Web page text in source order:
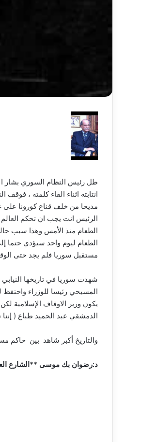
طل رئيس النظام السوري
انتابته اثناء القاء كلمته ،
مديحا من خلف قناع كورونا
الرئيس انت يجب ان تحكم
الطعام منذ الأمس وهذا سبب
الطعام ليوم واحد سيؤدي حتما
مستقبل سوريا فلم يجد حتى
المسيحي رئيسا للوزراء
يكون وزير الاوقاف الإسلامية
الدمشقي عبد الحميد طباع (
والتاريخ أكبر شاهد بين حاكم
د:رضوان بك موسى **الشارع